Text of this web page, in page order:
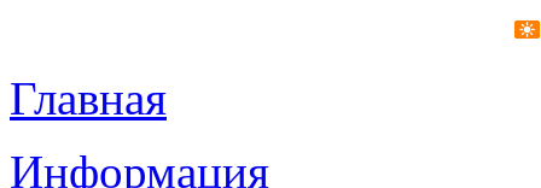
Главная
Информация